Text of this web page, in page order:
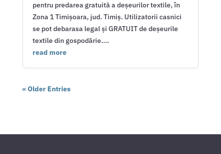
pentru predarea gratuită a deșeurilor textile, în
Zona 1 Timișoara, jud. Timiș. Utilizatorii casnici
se pot debarasa legal și GRATUIT de deșeurile
textile din gospodărie....
read more
« Older Entries